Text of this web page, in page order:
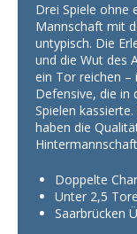
Drei Spiele ohne
Mannschaft mit
untypisch. Die
und die Wut des
ein Tor reichen –
Defensive, die in
Spielen
haben die
Doppelte
Unter 2,5
Saarbrücken